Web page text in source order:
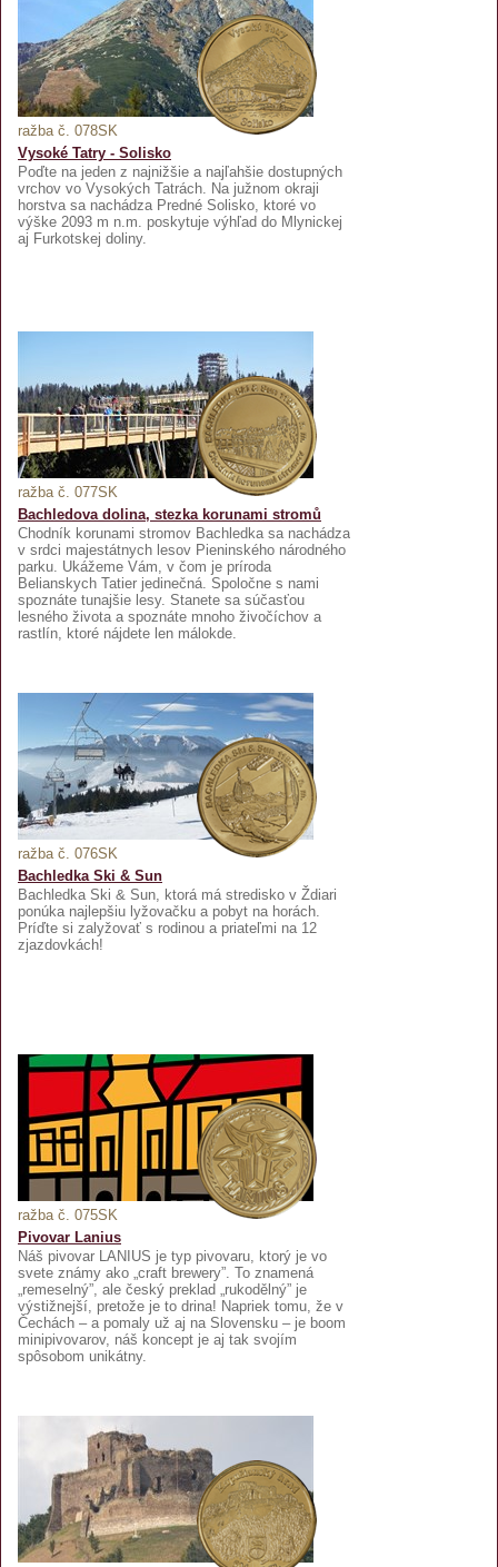
ražba č. 078SK
Vysoké Tatry - Solisko
Poďte na jeden z najnižšie a najľahšie dostupných
vrchov vo Vysokých Tatrách. Na južnom okraji
horstva sa nachádza Predné Solisko, ktoré vo
výške 2093 m n.m. poskytuje výhľad do Mlynickej
aj Furkotskej doliny.
ražba č. 077SK
Bachledova dolina, stezka korunami stromů
Chodník korunami stromov Bachledka sa nachádza
v srdci majestátnych lesov Pieninského národného
parku. Ukážeme Vám, v čom je príroda
Belianskych Tatier jedinečná. Spoločne s nami
spoznáte tunajšie lesy. Stanete sa súčasťou
lesného života a spoznáte mnoho živočíchov a
rastlín, ktoré nájdete len málokde.
ražba č. 076SK
Bachledka Ski & Sun
Bachledka Ski & Sun, ktorá má stredisko v Ždiari
ponúka najlepšiu lyžovačku a pobyt na horách.
Príďte si zalyžovať s rodinou a priateľmi na 12
zjazdovkách!
ražba č. 075SK
Pivovar Lanius
Náš pivovar LANIUS je typ pivovaru, ktorý je vo
svete známy ako „craft brewery”. To znamená
„remeselný”, ale český preklad „rukodělný” je
výstižnejší, pretože je to drina! Napriek tomu, že v
Čechách – a pomaly už aj na Slovensku – je boom
minipivovarov, náš koncept je aj tak svojím
spôsobom unikátny.